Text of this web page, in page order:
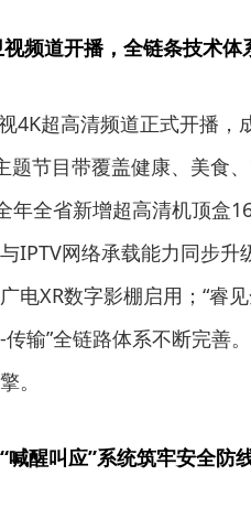
频道开播，全链条技术体
4K超高清频道正式开播，
题节目带覆盖健康、美食
年全省新增超高清机顶盒
IPTV网络承载能力同步升
电XR数字影棚启用；“睿
输”全链路体系不断完善
。
醒叫应”系统筑牢安全防